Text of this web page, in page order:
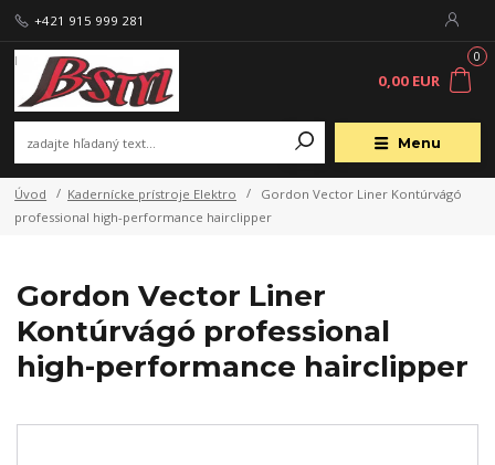
Menu
+421 915 999 281
0
0,00 EUR
Úvod Kadernícke prístroje Elektro
Gordon Vector Liner Kontúrvágó
professional high-performance hairclipper
Gordon Vector Liner
Kontúrvágó professional
high-performance hairclipper